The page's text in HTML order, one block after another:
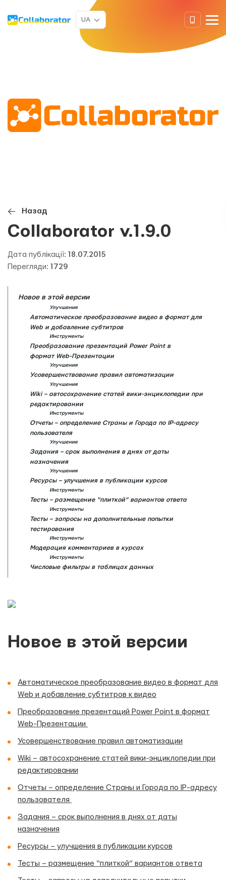
UA
Назад
Collaborator v.1.9.0
Дата публікації: 18.07.2015
Перегляди: 1729
Новое в этой версии
Улучшения
Автоматическое преобразование видео в формат для
Web и добавление субтитров
Инструменты
Преобразование презентаций Power Point в
формат Web-Презентации
Улучшения
Усовершенствование правил автоматизации
Улучшения
Wiki – автосохранение статей вики-энциклопедии при
редактировании
Инструменты
Отчеты – определение Страны и Города по IP-адресу
пользователя
Улучшение
Задания – срок выполнения в днях от даты
назначения
Улучшения
Ресурсы – улучшения в публикации курсов
Инструменты
Тесты – размещение “плиткой” вариантов ответа
Инструменты
Тесты – запросы на дополнительные попытки
тестирования
Инструменты
Модерация комментариев в курсах
Инструменты
Числовые фильтры в таблицах данных
Новое в этой версии
Автоматическое преобразование видео в формат для
Web и добавление субтитров к видео
Преобразование презентаций Power Point в формат
Web-Презентации
Усовершенствование правил автоматизации
Wiki – автосохранение статей вики-энциклопедии при
редактировании
Отчеты – определение Страны и Города по IP-адресу
пользователя
Задания – срок выполнения в днях от даты
назначения
Ресурсы – улучшения в публикации курсов
Тесты – размещение “плиткой” вариантов ответа